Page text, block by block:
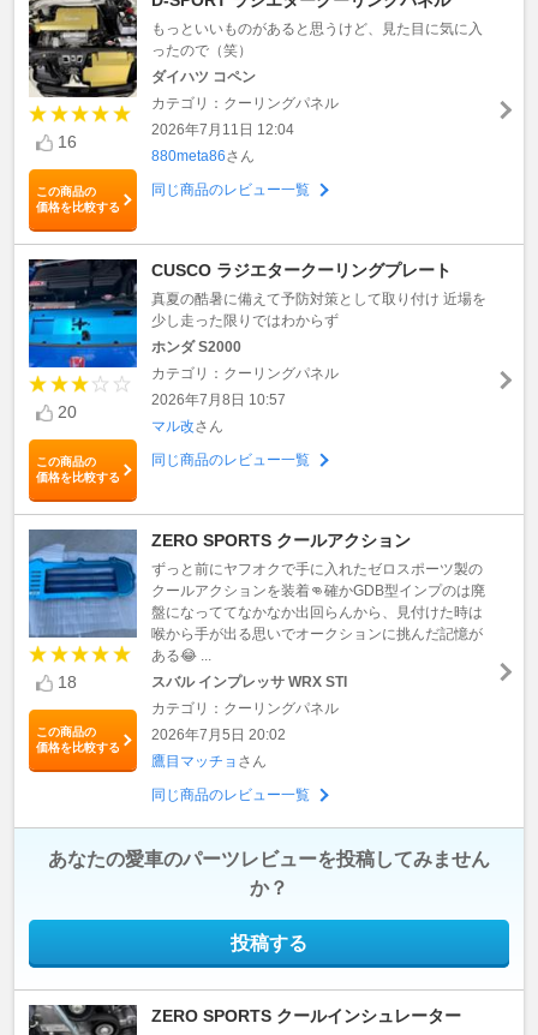
16
この商品の
価格を比較する
もっといいものがあると思うけど、見た目に気に入
ったので（笑）
ダイハツ コペン
カテゴリ：クーリングパネル
2026年7月11日 12:04
880meta86さん
同じ商品のレビュー一覧
20
この商品の
価格を比較する
CUSCO ラジエタークーリングプレート
真夏の酷暑に備えて予防対策として取り付け 近場を
少し走った限りではわからず
ホンダ S2000
カテゴリ：クーリングパネル
2026年7月8日 10:57
マル改さん
同じ商品のレビュー一覧
18
この商品の
価格を比較する
ZERO SPORTS クールアクション
ずっと前にヤフオクで手に入れたゼロスポーツ製の
クールアクションを装着👊確かGDB型インプのは廃
盤になっててなかなか出回らんから、見付けた時は
喉から手が出る思いでオークションに挑んだ記憶が
ある😂 ...
スバル インプレッサ WRX STI
カテゴリ：クーリングパネル
2026年7月5日 20:02
鷹目マッチョ さん
同じ商品のレビュー一覧
あなたの愛車のパーツレビューを投稿してみません
か？
投稿する
ZERO SPORTS クールインシュレーター